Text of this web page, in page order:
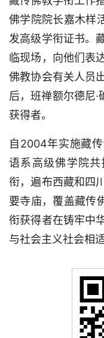
佛学院院长嘉木样
发高级学衔证书。
临现场，向他们表
佛教协会有关人员
后，班禅额尔德尼·
获得者。
自2004年实施藏
语系高级佛学院
衔，遍布西藏和四
要寺庙，覆盖藏传
衔获得者在铸牢中
与社会主义社会相